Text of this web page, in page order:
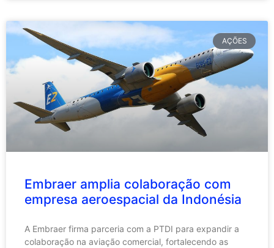
AÇÕES
Embraer amplia colaboração com
empresa aeroespacial da Indonésia
A Embraer firma parceria com a PTDI para expandir a
colaboração na aviação comercial, fortalecendo as